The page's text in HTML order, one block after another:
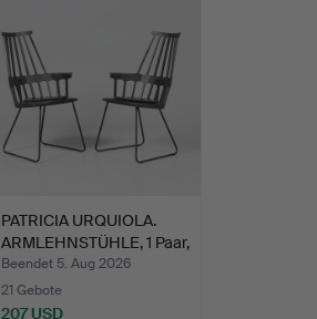
PATRICIA URQUIOLA.
ARMLEHNSTÜHLE, 1 Paar,
…
Beendet 5. Aug 2026
21 Gebote
207 USD